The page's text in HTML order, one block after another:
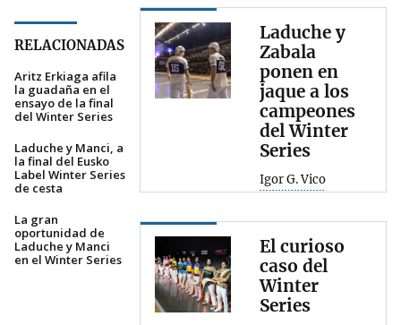
RELACIONADAS
Aritz Erkiaga afila
la guadaña en el
ensayo de la final
del Winter Series
Laduche y Manci, a
la final del Eusko
Label Winter Series
de cesta
La gran
oportunidad de
Laduche y Manci
en el Winter Series
Laduche y
Zabala
ponen en
jaque a los
campeones
del Winter
Series
Igor G. Vico
El curioso
caso del
Winter
Series